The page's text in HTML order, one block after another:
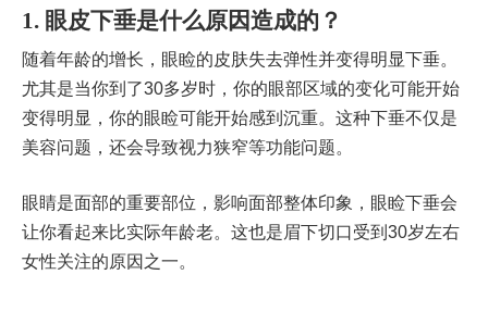
1. 眼皮下垂是什么原因造成的？
随着年龄的增长，眼睑的皮肤失去弹性并变得明显下垂。
尤其是当你到了30多岁时，你的眼部区域的变化可能开始
变得明显，你的眼睑可能开始感到沉重。这种下垂不仅是
美容问题，还会导致视力狭窄等功能问题。
眼睛是面部的重要部位，影响面部整体印象，眼睑下垂会
让你看起来比实际年龄老。这也是眉下切口受到30岁左右
女性关注的原因之一。